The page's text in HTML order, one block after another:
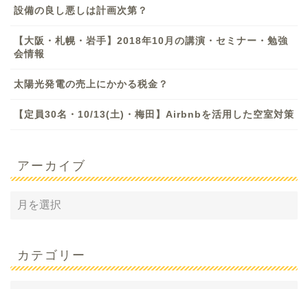
設備の良し悪しは計画次第？
【大阪・札幌・岩手】2018年10月の講演・セミナー・勉強
会情報
太陽光発電の売上にかかる税金？
【定員30名・10/13(土)・梅田】Airbnbを活用した空室対策
アーカイブ
カテゴリー